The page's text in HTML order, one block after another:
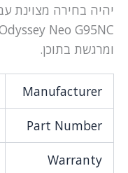
ומרגשת בתוכן.
Manufacturer
Part Number
Warranty